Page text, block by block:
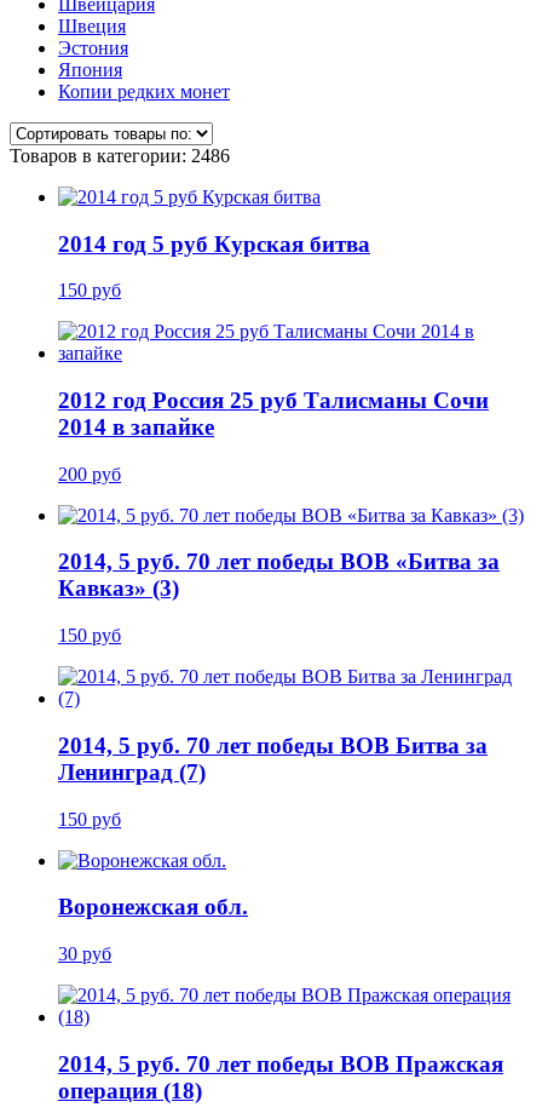
Швеция
Эстония
Япония
Копии редких монет
Товаров в категории: 2486
2014 год 5 руб Курская битва
150 руб
2012 год Россия 25 руб Талисманы Сочи
2014 в запайке
200 руб
2014, 5 руб. 70 лет победы ВОВ «Битва за
Кавказ» (3)
150 руб
2014, 5 руб. 70 лет победы ВОВ Битва за
Ленинград (7)
150 руб
Воронежская обл.
30 руб
2014, 5 руб. 70 лет победы ВОВ Пражская
операция (18)